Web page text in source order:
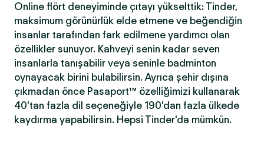
Online flört deneyiminde çıtayı yükselttik: Tinder,
maksimum görünürlük elde etmene ve beğendiğin
insanlar tarafından fark edilmene yardımcı olan
özellikler sunuyor. Kahveyi senin kadar seven
insanlarla tanışabilir veya seninle badminton
oynayacak birini bulabilirsin. Ayrıca şehir dışına
çıkmadan önce Pasaport™ özelliğimizi kullanarak
40'tan fazla dil seçeneğiyle 190'dan fazla ülkede
kaydırma yapabilirsin. Hepsi Tinder'da mümkün.